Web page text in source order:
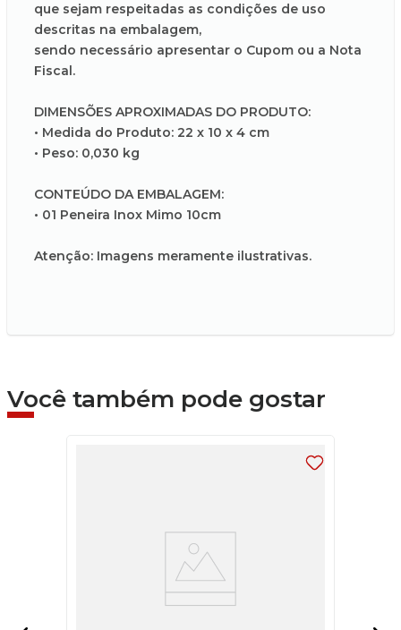
que sejam respeitadas as condições de uso
descritas na embalagem,
sendo necessário apresentar o Cupom ou a Nota
Fiscal.
DIMENSÕES APROXIMADAS DO PRODUTO:
• Medida do Produto: 22 x 10 x 4 cm
• Peso: 0,030 kg
CONTEÚDO DA EMBALAGEM:
• 01 Peneira Inox Mimo 10cm
Atenção: Imagens meramente ilustrativas.
Você também pode gostar